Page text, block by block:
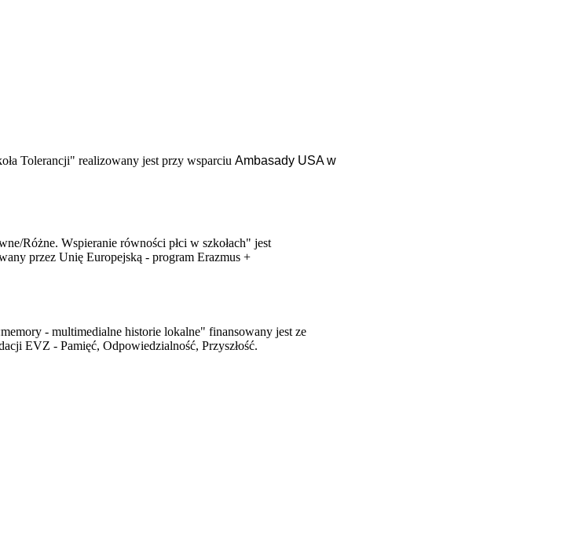
Tolerancji" realizowany jest przy wsparciu Ambasady USA w
Różne. Wspieranie równości płci w szkołach" jest
przez Unię Europejską - program Erazmus +
- multimedialne historie lokalne" finansowany jest ze
EVZ - Pamięć, Odpowiedzialność, Przyszłość.